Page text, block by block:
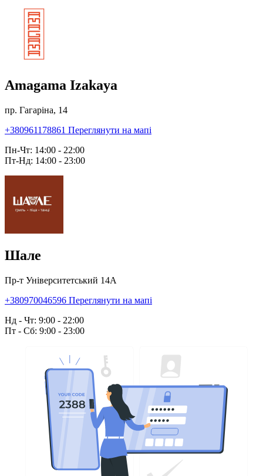
Amagama Izakaya
пр. Гагаріна, 14
+380961178861 Переглянути на мапі
Пн-Чт: 14:00 - 22:00
Пт-Нд: 14:00 - 23:00
Шале
Пр-т Університетський 14А
+380970046596 Переглянути на мапі
Нд - Чт: 9:00 - 22:00
Пт - Сб: 9:00 - 23:00